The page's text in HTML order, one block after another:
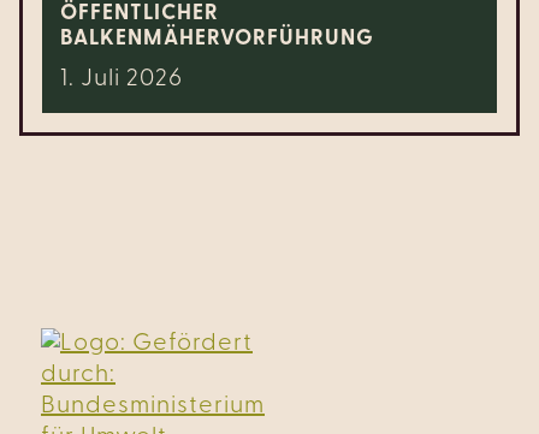
FFENTLICHER B
ALKENMÄHERVORFÜHRUNG
1. Juli 2026